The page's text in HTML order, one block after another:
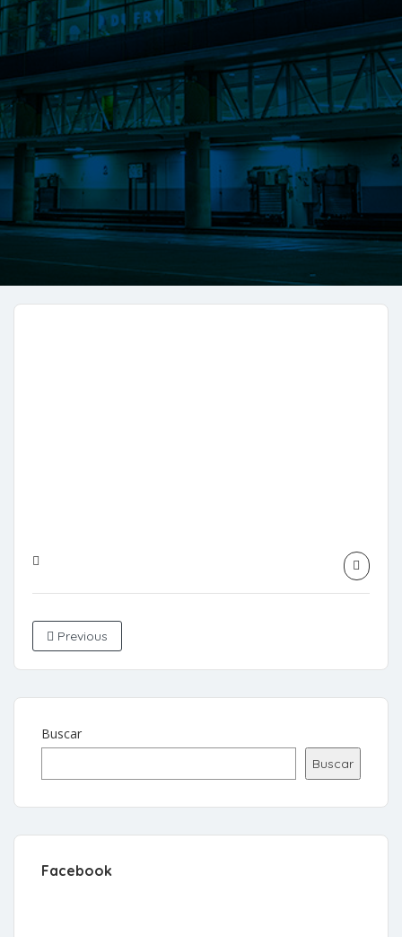
Previous
Buscar
Buscar
Facebook